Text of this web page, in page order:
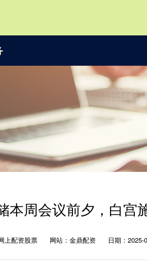
本周会议前夕，白宫
上配资股票 网站：金鼎配资 日期：2025-